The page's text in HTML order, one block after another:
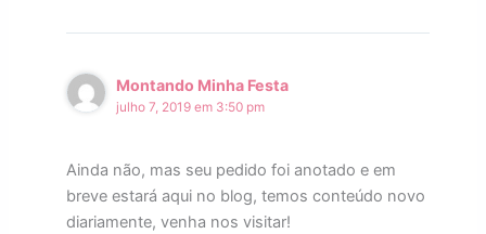
Montando Minha Festa
julho 7, 2019 em 3:50 pm
Ainda não, mas seu pedido foi anotado e em
breve estará aqui no blog, temos conteúdo novo
diariamente, venha nos visitar!